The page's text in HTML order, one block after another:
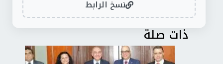
نسخ الرابط
ذات صلة